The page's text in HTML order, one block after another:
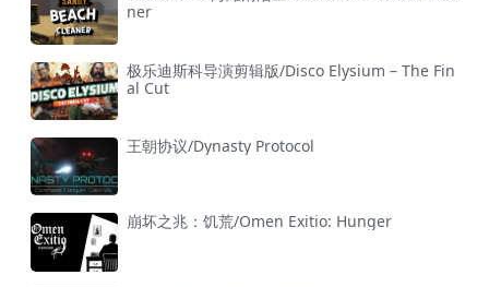
ner
极乐迪斯科导演剪辑版/Disco Elysium – The Fin
al Cut
王朝协议/Dynasty Protocol
崩坏之兆：饥荒/Omen Exitio: Hunger